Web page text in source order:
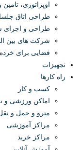
اوپراتوری،
طراحی اتاق
طراحی و اجرای
شرکت های بین
فضایی برای
تجهیزات
راه کارها
کسب و کار
اماکن ورزشی و
مترو و حمل و
مراکز آموزشی
مراکز خرید